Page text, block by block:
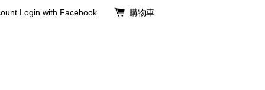
Login with Facebook 購物車